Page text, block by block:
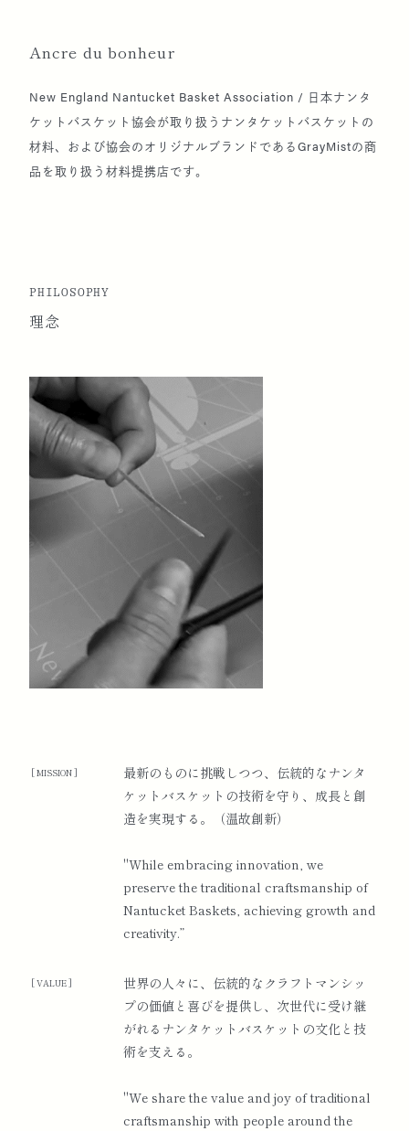
て、日本のナンタケットバスケット展 『Faraway
Islands -Japan-Nantucket』の開催を企画、美術
館と共催
2017 「日本ナンタケットバスケット協会」設立
協会主催パーティー『Cruise!』開催（於：東京・
銀座 BVLGARI）
バスケット展示販売会開催（於：鬼怒川金谷ホテ
ル）
2018
バスケット作家 Nap Plank 氏特別講習会を東京お
よび京都で開催
2019
New England Nantucket Basket Association 設
立20周年を記念し綱町三井倶楽部にて祝賀パーテ
ィーを開催
協会設立20周年京都ボストン姉妹都市60周年記念
ナンタケットバスケット展示会 『つたふるもの
IV』を開催（於：京都 長楽館・建仁寺両足院）
GINZA SIXと取引開始
ト」の配信をスタート
ゑり善主催展示会出展（於：京都・今熊野観音
協会主催展示会『New England Nantucket
Ancre du bonheur
New England Nantucket Basket Association / 日本ナンタ
ケットバスケット協会が取り扱うナンタケットバスケットの
材料、および協会のオリジナルブランドであるGrayMistの商
品を取り扱う材料提携店です。
PHILOSOPHY
理念
[ MISSION ]
最新のものに挑戦しつつ、伝統的なナンタ
ケットバスケットの技術を守り、成長と創
造を実現する。（温故創新）
"While embracing innovation, we
preserve the traditional craftsmanship of
Nantucket Baskets, achieving growth and
creativity.”
[ VALUE ]
世界の人々に、伝統的なクラフトマンシッ
プの価値と喜びを提供し、次世代に受け継
がれるナンタケットバスケットの文化と技
術を支える。
"We share the value and joy of traditional
craftsmanship with people around the